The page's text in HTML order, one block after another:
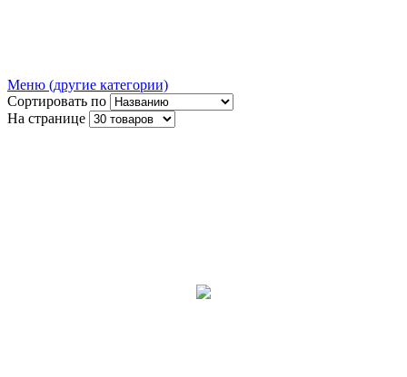
Меню (другие категории)
Сортировать по
На странице